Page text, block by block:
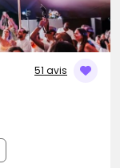
51 avis